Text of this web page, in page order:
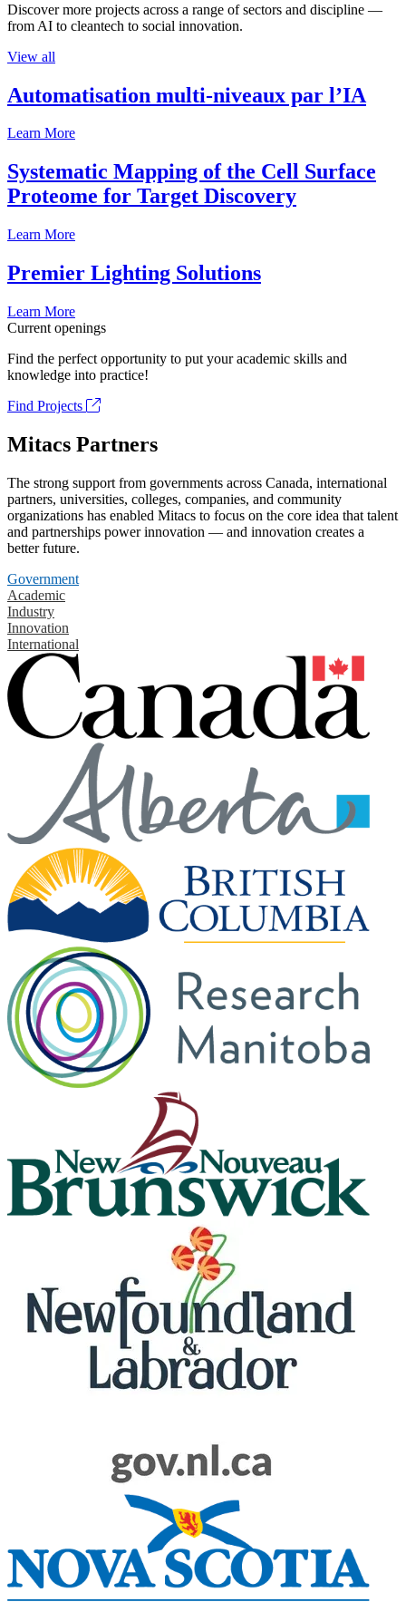
Discover more projects across a range of sectors and discipline —
from AI to cleantech to social innovation.
View all
Automatisation multi-niveaux par l’IA
Learn More
Systematic Mapping of the Cell Surface
Proteome for Target Discovery
Learn More
Premier Lighting Solutions
Learn More
Current openings
Find the perfect opportunity to put your academic skills and
knowledge into practice!
Find Projects
Mitacs Partners
The strong support from governments across Canada, international
partners, universities, colleges, companies, and community
organizations has enabled Mitacs to focus on the core idea that talent
and partnerships power innovation — and innovation creates a
better future.
Government
Academic
Industry
Innovation
International